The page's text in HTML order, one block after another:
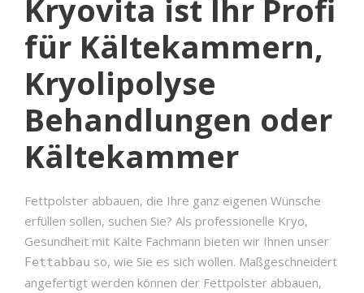
Kryovita ist Ihr Profi
für Kältekammern,
Kryolipolyse
Behandlungen oder
Kältekammer
Fettpolster abbauen, die Ihre ganz eigenen Wünsche
erfüllen sollen, suchen Sie? Als professionelle Kryo,
Gesundheit mit Kälte Fachmann bieten wir Ihnen unser
Fettabbau so, wie Sie es sich wollen. Maßgeschneidert
angefertigt werden können der Fettpolster abbauen,